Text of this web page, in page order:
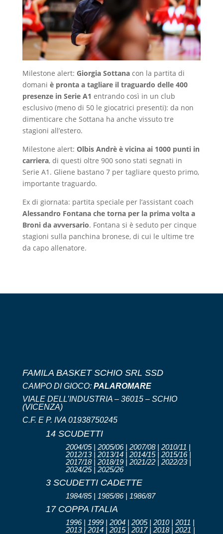
Milestone alert: Giorgia Sottanacon la partita di
domani è pronta a tagliare il traguardo delle 400
presenze in Serie A1 entrando così in un club
esclusivo (meno di 50 le giocatrici presenti): da non
dimenticare che Sottana ha anche vissuto tre
stagioni all’estero.
Milestone alert: Olbis Andrè è vicina ai 1000 punti in
carriera, di questi oltre 900 sono stati segnati in
Serie A1. Gliene bastano 7 per tagliare questo primo,
importante traguardo.
Ex di giornata: partita speciale per l’assistant coach
Alessandro Fontana che torna per la prima volta a
Broni da avversario. Fontana si è seduto per cinque
stagioni sulla panchina bronese, di cui le ultime tre
da capo allenatore.
FAMILA BASKET SCHIO SRL SSD
CAMPO DI GIOCO: PALAROMARE
VIALE DELL’INDUSTRIA – 36015 – SCHIO
(VICENZA)
C.F. E P. IVA 01938750245
14 SCUDETTI
2004/05 | 2005/06 | 2007/08 | 2010/11 |
2012/13 | 2013/14 | 2014/15 | 2015/16 |
2017/18 | 2018/19 | 2021/22 | 2022/23 |
2024/25 | 2025/26
3 SCUDETTI CADETTE
1984/85 | 1985/86 | 1986/87
17 COPPA ITALIA
1996 | 1999 | 2004 | 2005 | 2010 | 2011 |
2013 | 2014 | 2015 | 2017 | 2018 | 2021 |